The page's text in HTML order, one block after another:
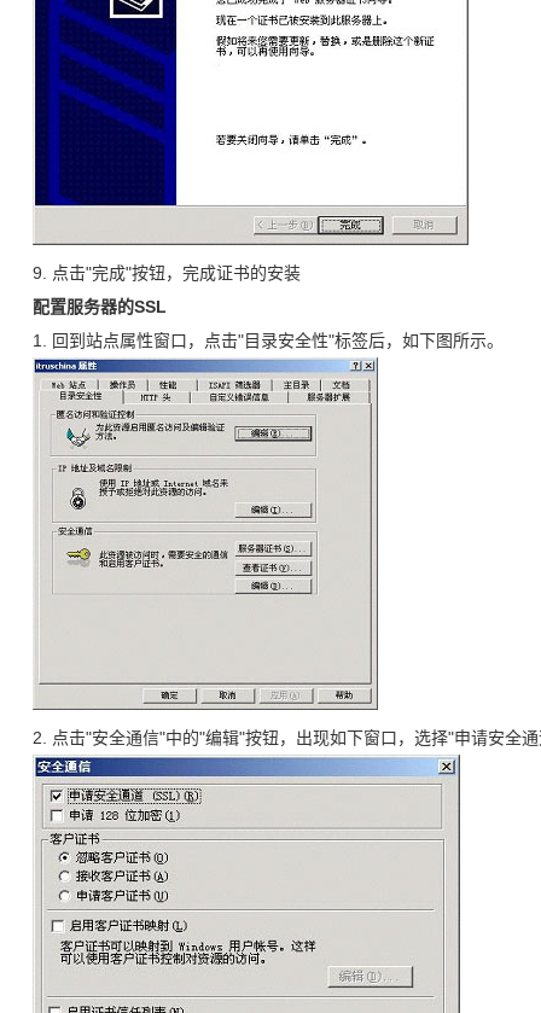
9. 点击"完成"按钮，完成证书的安装
配置服务器的SSL
1. 回到站点属性窗口，点击"目录安全性"标签后，如下图所示。
2. 点击"安全通信"中的"编辑"按钮，出现如下窗口，选择"申请安全